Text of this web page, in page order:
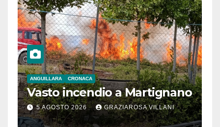
ANGUILLARA CRONACA
Vasto incendio a Martignano
5 AGOSTO 2026 GRAZIAROSA VILLANI